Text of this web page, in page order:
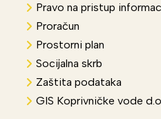
Pravo na pristup
Proračun
Prostorni plan
Socijalna skrb
Zaštita podataka
GIS Koprivničke vode